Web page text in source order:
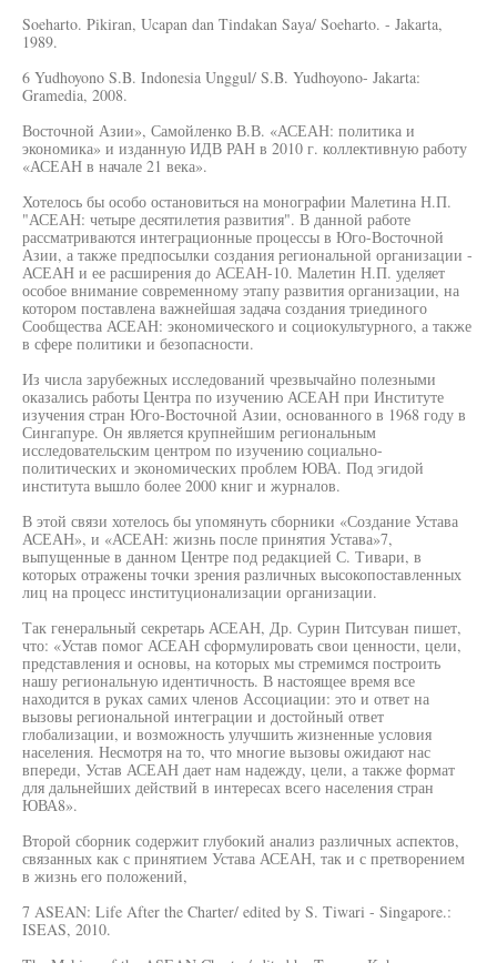
Soeharto. Pikiran, Ucapan dan Tindakan Saya/ Soeharto. - Jakarta,
1989.
6 Yudhoyono S.B. Indonesia Unggul/ S.B. Yudhoyono- Jakarta:
Gramedia, 2008.
Восточной Азии», Самойленко В.В. «АСЕАН: политика и
экономика» и изданную ИДВ РАН в 2010 г. коллективную работу
«АСЕАН в начале 21 века».
Хотелось бы особо остановиться на монографии Малетина Н.П.
"АСЕАН: четыре десятилетия развития". В данной работе
рассматриваются интеграционные процессы в Юго-Восточной
Азии, а также предпосылки создания региональной организации -
АСЕАН и ее расширения до АСЕАН-10. Малетин Н.П. уделяет
особое внимание современному этапу развития организации, на
котором поставлена важнейшая задача создания триединого
Сообщества АСЕАН: экономического и социокультурного, а также
в сфере политики и безопасности.
Из числа зарубежных исследований чрезвычайно полезными
оказались работы Центра по изучению АСЕАН при Институте
изучения стран Юго-Восточной Азии, основанного в 1968 году в
Сингапуре. Он является крупнейшим региональным
исследовательским центром по изучению социально-
политических и экономических проблем ЮВА. Под эгидой
института вышло более 2000 книг и журналов.
В этой связи хотелось бы упомянуть сборники «Создание Устава
АСЕАН», и «АСЕАН: жизнь после принятия Устава»7,
выпущенные в данном Центре под редакцией С. Тивари, в
которых отражены точки зрения различных высокопоставленных
лиц на процесс институционализации организации.
Так генеральный секретарь АСЕАН, Др. Сурин Питсуван пишет,
что: «Устав помог АСЕАН сформулировать свои ценности, цели,
представления и основы, на которых мы стремимся построить
нашу региональную идентичность. В настоящее время все
находится в руках самих членов Ассоциации: это и ответ на
вызовы региональной интеграции и достойный ответ
глобализации, и возможность улучшить жизненные условия
населения. Несмотря на то, что многие вызовы ожидают нас
впереди, Устав АСЕАН дает нам надежду, цели, а также формат
для дальнейших действий в интересах всего населения стран
ЮВА8».
Второй сборник содержит глубокий анализ различных аспектов,
связанных как с принятием Устава АСЕАН, так и с претворением
в жизнь его положений,
7 ASEAN: Life After the Charter/ edited by S. Tiwari - Singapore.:
ISEAS, 2010.